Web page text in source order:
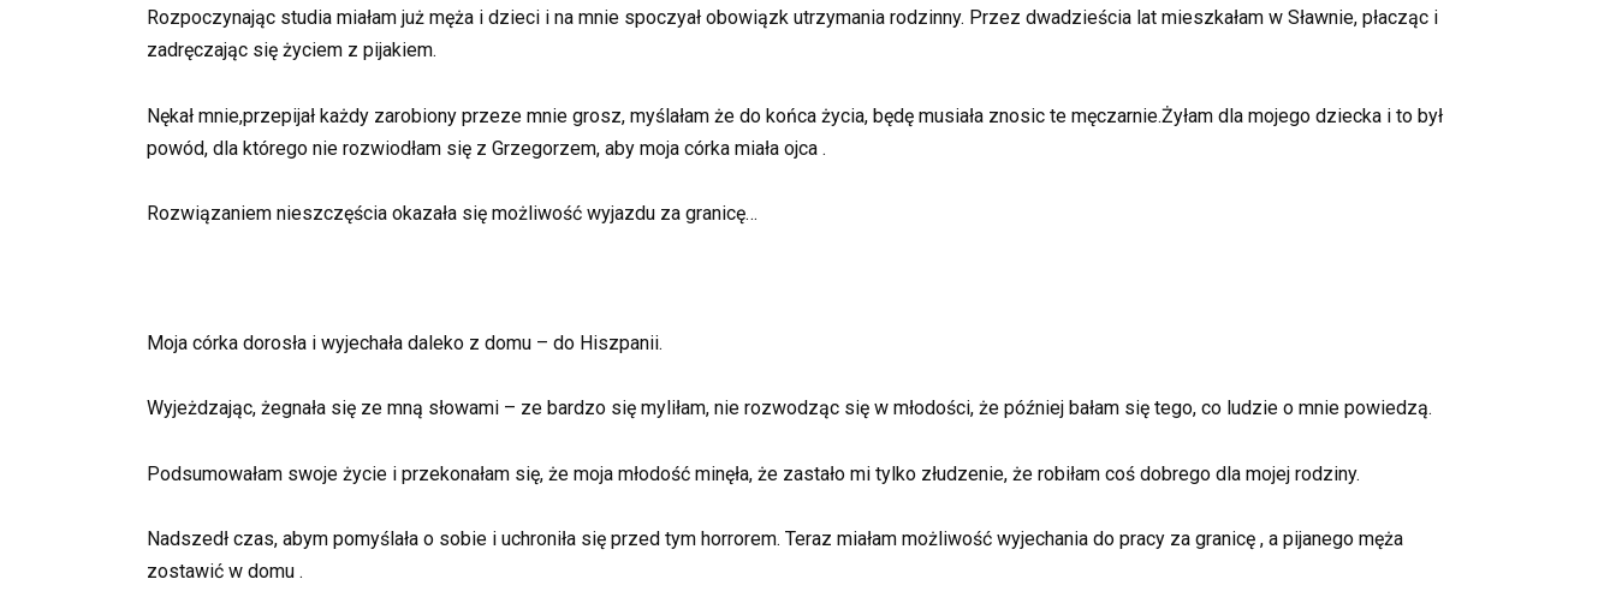
Rozpoczynając studia miałam już męża i dzieci i na mnie spoczyał obowiązk utrzymania rodzinny. Przez dwadzieścia lat mieszkałam w Sławnie, płacząc i
zadręczając się życiem z pijakiem.
Nękał mnie,przepijał każdy zarobiony przeze mnie grosz, myślałam że do końca życia, będę musiała znosic te męczarnie.Żyłam dla mojego dziecka i to był
powód, dla którego nie rozwiodłam się z Grzegorzem, aby moja córka miała ojca .
Rozwiązaniem nieszczęścia okazała się możliwość wyjazdu za granicę…
Moja córka dorosła i wyjechała daleko z domu – do Hiszpanii.
Wyjeżdzając, żegnała się ze mną słowami – ze bardzo się myliłam, nie rozwodząc się w młodości, że później bałam się tego, co ludzie o mnie powiedzą.
Podsumowałam swoje życie i przekonałam się, że moja młodość minęła, że ​​zastało mi tylko złudzenie, że robiłam coś dobrego dla mojej rodziny.
Nadszedł czas, abym pomyślała o sobie i uchroniła się przed tym horrorem. Teraz miałam możliwość wyjechania do pracy za granicę , a pijanego męża
zostawić w domu .